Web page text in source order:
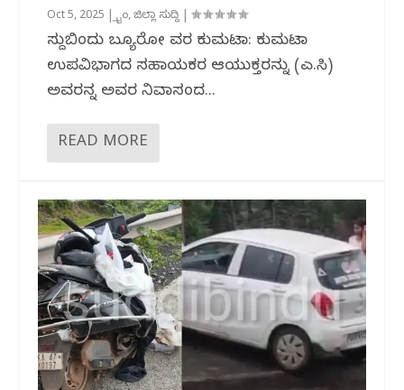
Oct 5, 2025 |ಕ್ರೈಂ,ಜಿಲ್ಲಾ ಸುದ್ದಿ |
ಸುದ್ದಿಬಿಂದು ಬ್ಯೂರೋ ವರದಿ ಕುಮಟಾ: ಕುಮಟಾ
ಉಪವಿಭಾಗದ ಸಹಾಯಕರ ಆಯುಕ್ತರನ್ನು (ಎ.ಸಿ)
ಅವರನ್ನ ಅವರ ನಿವಾಸದಿಂದ...
READ MORE